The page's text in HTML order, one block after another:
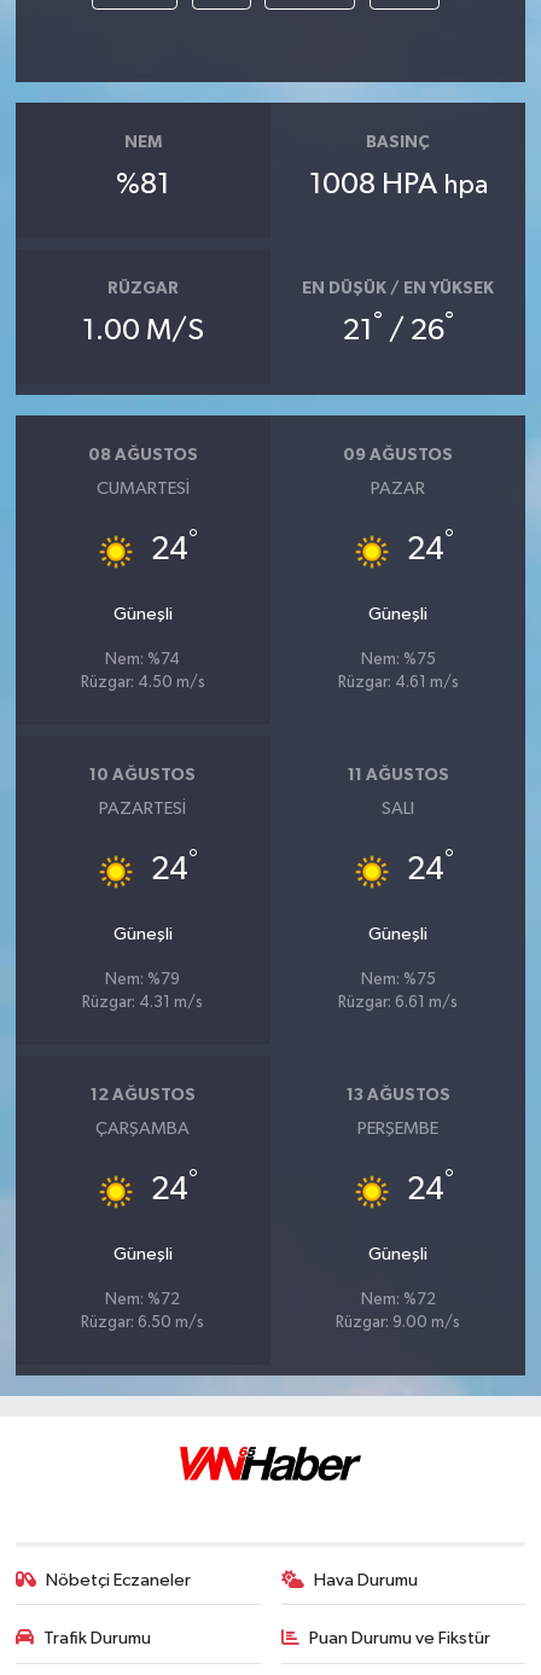
NEM
%81
BASINÇ
1008 HPA hpa
RÜZGAR
1.00 M/S
EN DÜŞÜK / EN YÜKSEK
21 ° / 26°
08 AĞUSTOS
CUMARTESI
24°
Güneşli
Nem: %74
Rüzgar: 4.50 m/s
09 AĞUSTOS
PAZAR
24°
Güneşli
Nem: %75
Rüzgar: 4.61 m/s
10 AĞUSTOS
PAZARTESI
24°
Güneşli
Nem: %79
Rüzgar: 4.31 m/s
11 AĞUSTOS
SALI
24°
Güneşli
Nem: %75
Rüzgar: 6.61 m/s
12 AĞUSTOS
ÇARŞAMBA
24°
Güneşli
Nem: %72
Rüzgar: 6.50 m/s
13 AĞUSTOS
PERŞEMBE
24°
Güneşli
Nem: %72
Rüzgar: 9.00 m/s
Nöbetçi Eczaneler Hava Durumu
Trafik Durumu Puan Durumu ve Fikstür